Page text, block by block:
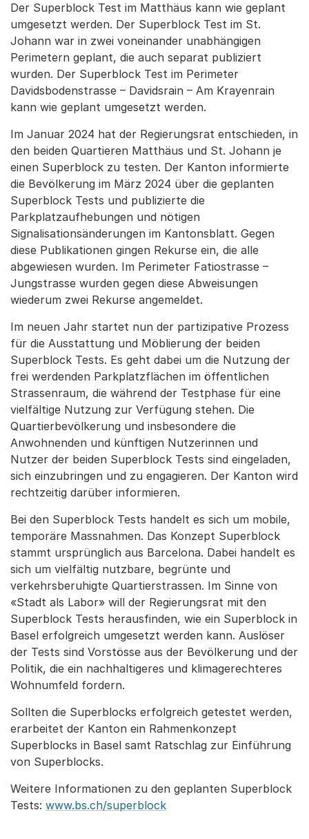
Der Superblock Test im Matthäus kann wie geplant
umgesetzt werden. Der Superblock Test im St.
Johann war in zwei voneinander unabhängigen
Perimetern geplant, die auch separat publiziert
wurden. Der Superblock Test im Perimeter
Davidsbodenstrasse – Davidsrain – Am Krayenrain
kann wie geplant umgesetzt werden.
Im Januar 2024 hat der Regierungsrat entschieden, in
den beiden Quartieren Matthäus und St. Johann je
einen Superblock zu testen. Der Kanton informierte
die Bevölkerung im März 2024 über die geplanten
Superblock Tests und publizierte die
Parkplatzaufhebungen und nötigen
Signalisationsänderungen im Kantonsblatt. Gegen
diese Publikationen gingen Rekurse ein, die alle
abgewiesen wurden. Im Perimeter Fatiostrasse –
Jungstrasse wurden gegen diese Abweisungen
wiederum zwei Rekurse angemeldet.
Im neuen Jahr startet nun der partizipative Prozess
für die Ausstattung und Möblierung der beiden
Superblock Tests. Es geht dabei um die Nutzung der
frei werdenden Parkplatzflächen im öffentlichen
Strassenraum, die während der Testphase für eine
vielfältige Nutzung zur Verfügung stehen. Die
Quartierbevölkerung und insbesondere die
Anwohnenden und künftigen Nutzerinnen und
Nutzer der beiden Superblock Tests sind eingeladen,
sich einzubringen und zu engagieren. Der Kanton wird
rechtzeitig darüber informieren.
Bei den Superblock Tests handelt es sich um mobile,
temporäre Massnahmen. Das Konzept Superblock
stammt ursprünglich aus Barcelona. Dabei handelt es
sich um vielfältig nutzbare, begrünte und
verkehrsberuhigte Quartierstrassen. Im Sinne von
«Stadt als Labor» will der Regierungsrat mit den
Superblock Tests herausfinden, wie ein Superblock in
Basel erfolgreich umgesetzt werden kann. Auslöser
der Tests sind Vorstösse aus der Bevölkerung und der
Politik, die ein nachhaltigeres und klimagerechteres
Wohnumfeld fordern.
Sollten die Superblocks erfolgreich getestet werden,
erarbeitet der Kanton ein Rahmenkonzept
Superblocks in Basel samt Ratschlag zur Einführung
von Superblocks.
Weitere Informationen zu den geplanten Superblock
Tests: www.bs.ch/superblock